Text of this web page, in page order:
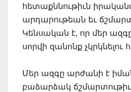
հետաքննութիւն
արդարութեան եւ
Կենսական է, որ մեր
սորվի զանոնք չկրկնելու
Մեր ազգը արժանի է
բաձարձակ